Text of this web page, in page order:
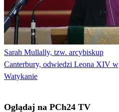
Sarah Mullally, tzw. arcybiskup
Canterbury, odwiedzi Leona XIV w
Watykanie
Oglądaj na PCh24 TV